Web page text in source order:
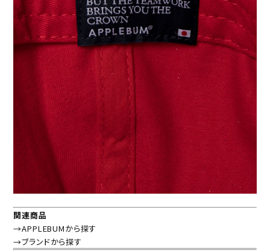
関連商品
→APPLEBUMから探す
→ブランドから探す